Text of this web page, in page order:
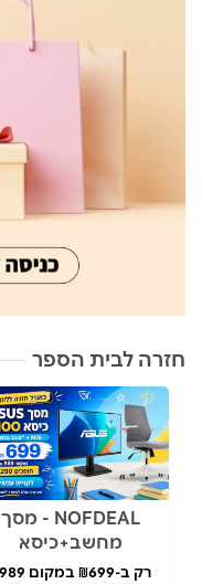
חזרה לבית הספר
NOFDEAL - מסך
מחשב+כיסא
רק ב-₪699 במקום ₪989